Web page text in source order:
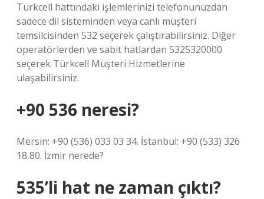
Türkcell hattındaki işlemlerinizi telefonunuzdan
sadece dil sisteminden veya canlı müşteri
temsilcisinden 532 seçerek çalıştırabilirsiniz. Diğer
operatörlerden ve sabit hatlardan 5325320000
seçerek Türkcell Müşteri Hizmetlerine
ulaşabilirsiniz.
+90 536 neresi?
Mersin: +90 (536) 033 03 34. İstanbul: +90 (533) 326
18 80. İzmir nerede?
535’li hat ne zaman çıktı?